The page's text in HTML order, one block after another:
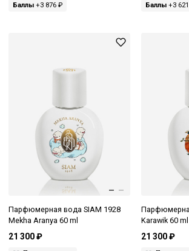
Баллы +3 876 ₽ Баллы+3
Парфюмерная вода SIAM 1928
Mekha Aranya 60 ml
21 300 ₽
Karawik 60 ml
21 300 ₽